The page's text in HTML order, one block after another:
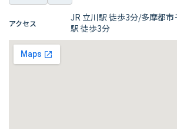
アクセス
JR 立川駅 徒歩3分/多摩都
駅 徒歩3分